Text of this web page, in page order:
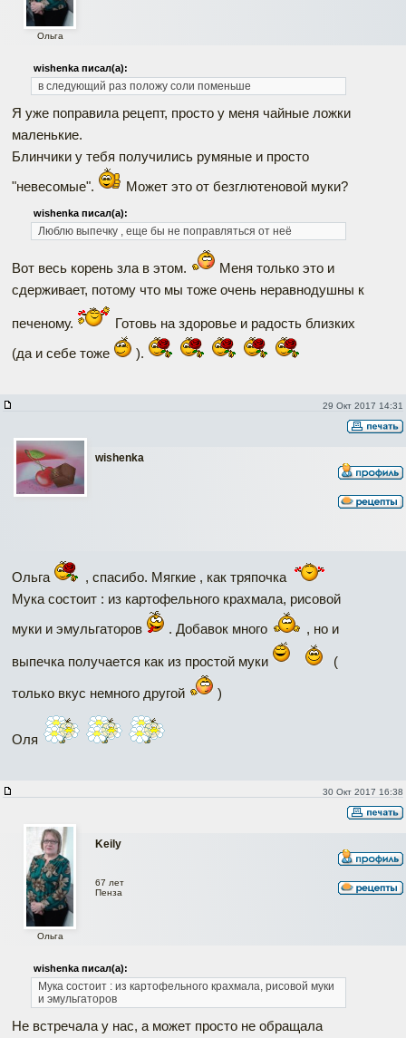
Ольга
wishenka писал(а):
в следующий раз положу соли поменьше
Я уже поправила рецепт, просто у меня чайные ложки
маленькие.
Блинчики у тебя получились румяные и просто
"невесомые".
Может это от безглютеновой муки?
wishenka писал(а):
Люблю выпечку , еще бы не поправляться от неё
Вот весь корень зла в этом.
Меня только это и
сдерживает, потому что мы тоже очень неравнодушны к
печеному.
Готовь на здоровье и радость близких
(да и себе тоже
).
29 Окт 2017 14:31
wishenka
Ольга
, спасибо. Мягкие , как тряпочка
Мука состоит : из картофельного крахмала, рисовой
муки и эмульгаторов
. Добавок много , но и
выпечка получается как из простой муки (
только вкус немного другой )
Оля
30 Окт 2017 16:38
Keily
Ольга
67 лет
Пенза
wishenka писал(а):
Мука состоит : из картофельного крахмала, рисовой муки
и эмульгаторов
Не встречала у нас, а может просто не обращала